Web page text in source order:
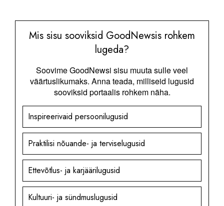
Mis sisu sooviksid GoodNewsis rohkem
lugeda?
Soovime GoodNewsi sisu muuta sulle veel
väärtuslikumaks. Anna teada, milliseid lugusid
sooviksid portaalis rohkem näha.
Inspireerivaid persoonilugusid
Praktilisi nõuande- ja terviselugusid
Ettevõtlus- ja karjäärilugusid
Kultuuri- ja sündmuslugusid